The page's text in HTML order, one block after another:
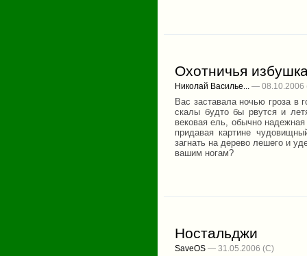
Охотничья
Николай Василье... — 08.10.2006
Вас заставала ночью гроза в
скалы будто бы рвутся и
вековая ель, обычно
придавая картине
загнать на дерево лешего и
вашим ногам?
Ностальджи
SaveOS — 31.05.2006